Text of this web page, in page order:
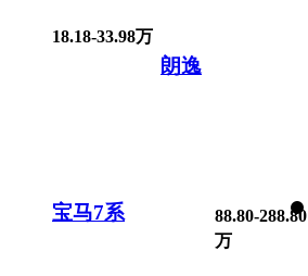
18.18-33.98万
朗逸
宝马7系
88.80-288.80
万